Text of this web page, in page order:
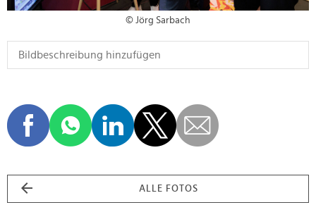
© Jörg Sarbach
ALLE FOTOS